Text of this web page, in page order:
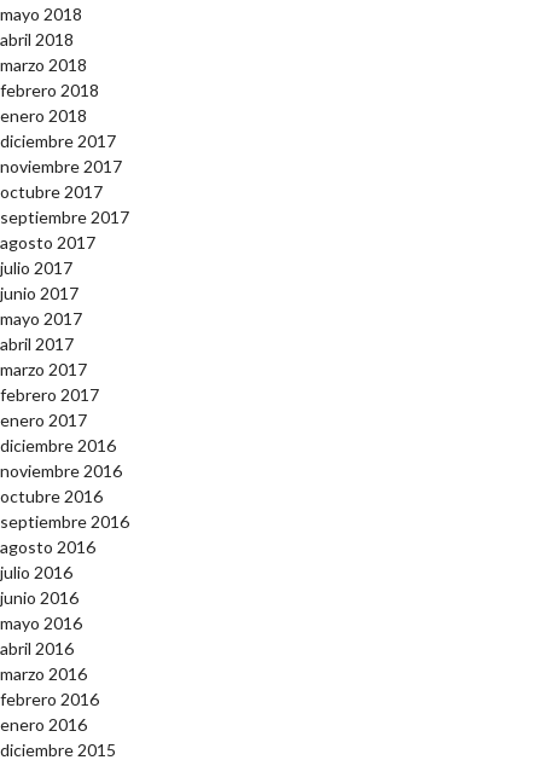
mayo 2018
abril 2018
marzo 2018
febrero 2018
enero 2018
diciembre 2017
noviembre 2017
octubre 2017
septiembre 2017
agosto 2017
julio 2017
junio 2017
mayo 2017
abril 2017
marzo 2017
febrero 2017
enero 2017
diciembre 2016
noviembre 2016
octubre 2016
septiembre 2016
agosto 2016
julio 2016
junio 2016
mayo 2016
abril 2016
marzo 2016
febrero 2016
enero 2016
diciembre 2015